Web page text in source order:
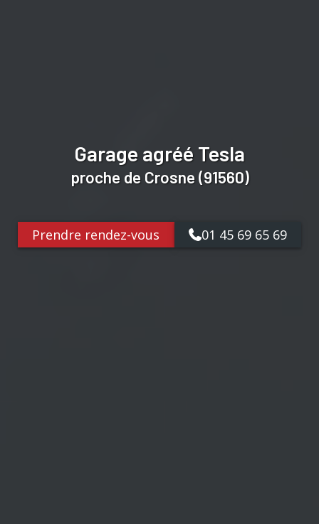
Garage agréé Tesla
proche de Crosne (91560)
Prendre rendez-vous 01 45 69 65 69